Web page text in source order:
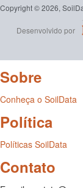
Copyright © 2026,
Desenvolvido por
Sobre
Conheça o SoilData
Política
Políticas SoilData
Contato